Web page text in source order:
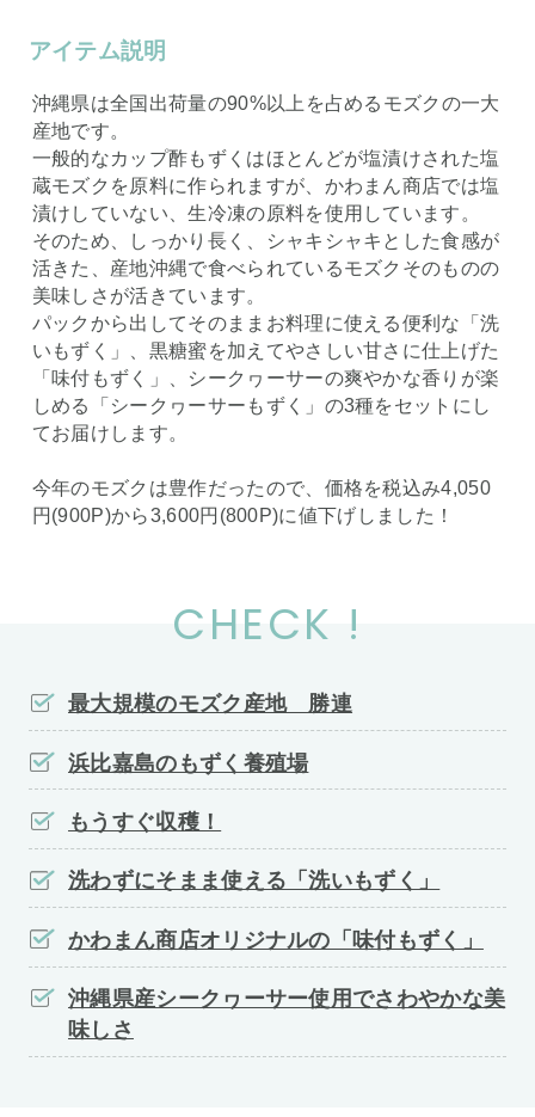
アイテム説明
沖縄県は全国出荷量の90%以上を占めるモズクの一大
産地です。
一般的なカップ酢もずくはほとんどが塩漬けされた塩
蔵モズクを原料に作られますが、かわまん商店では塩
漬けしていない、生冷凍の原料を使用しています。
そのため、しっかり長く、シャキシャキとした食感が
活きた、産地沖縄で食べられているモズクそのものの
美味しさが活きています。
パックから出してそのままお料理に使える便利な「洗
いもずく」、黒糖蜜を加えてやさしい甘さに仕上げた
「味付もずく」、シークヮーサーの爽やかな香りが楽
しめる「シークヮーサーもずく」の3種をセットにし
てお届けします。
今年のモズクは豊作だったので、価格を税込み4,050
円(900P)から3,600円(800P)に値下げしました！
CHECK !
最大規模のモズク産地 勝連
浜比嘉島のもずく養殖場
もうすぐ収穫！
洗わずにそまま使える「洗いもずく」
かわまん商店オリジナルの「味付もずく」
沖縄県産シークヮーサー使用でさわやかな美
味しさ